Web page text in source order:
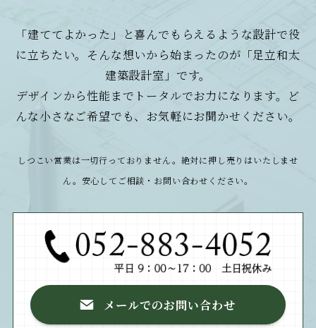
「建ててよかった」と喜んでもらえるような設計で役
に立ちたい。そんな想いから始まったのが「足立和太
建築設計室」です。
デザインから性能までトータルでお力になります。ど
んな小さなご希望でも、お気軽にお聞かせください。
しつこい営業は一切行っておりません。絶対に押し売りはいたしませ
ん。安心してご相談・お問い合わせください。
メールでのお問い合わせ